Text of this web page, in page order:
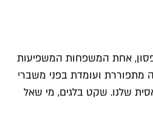
אחת המשפחות המשפיעות
מתפוררת ועומדת בפני משברי
שלנו. שקט בלגים, מי שאל